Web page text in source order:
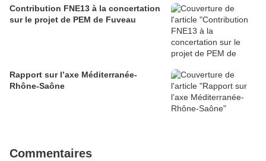
Contribution FNE13 à la concertation
sur le projet de PEM de Fuveau
Rapport sur l’axe Méditerranée-
Rhône-Saône
Commentaires